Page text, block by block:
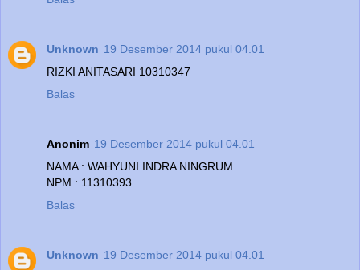
Unknown 19 Desember 2014 pukul 04.01
RIZKI ANITASARI 10310347
Balas
Anonim 19 Desember 2014 pukul 04.01
NAMA : WAHYUNI INDRA NINGRUM
NPM : 11310393
Balas
Unknown 19 Desember 2014 pukul 04.01